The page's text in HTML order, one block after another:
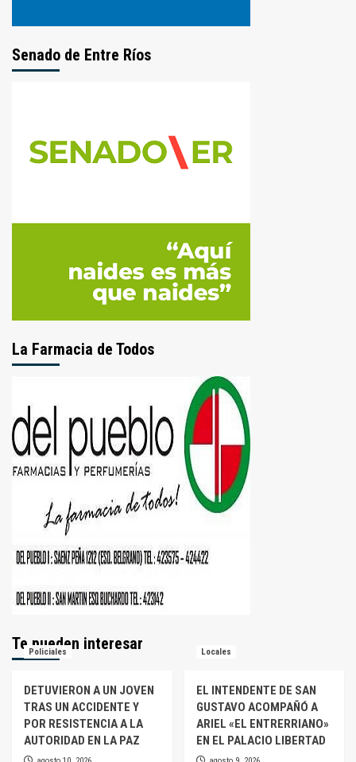
Senado de Entre Ríos
La Farmacia de Todos
Te pueden interesar
Policiales
DETUVIERON A UN JOVEN
TRAS UN ACCIDENTE Y
POR RESISTENCIA A LA
AUTORIDAD EN LA PAZ
Locales
EL INTENDENTE DE SAN
GUSTAVO ACOMPAÑÓ A
ARIEL «EL ENTRERRIANO»
EN EL PALACIO LIBERTAD